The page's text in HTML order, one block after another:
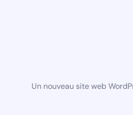
Un nouveau site web